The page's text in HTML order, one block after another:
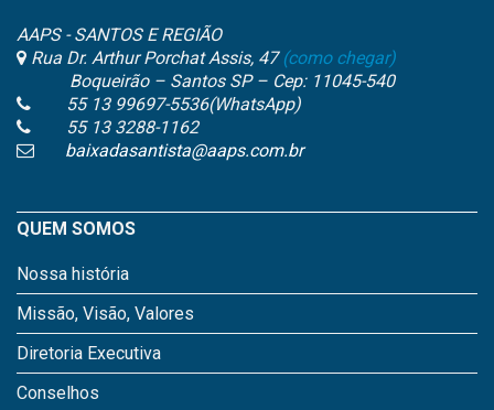
AAPS - SANTOS E REGIÃO
Rua Dr. Arthur Porchat Assis, 47(como chegar)
Boqueirão – Santos SP – Cep: 11045-540
55 13 99697-5536(WhatsApp)
55 13 3288-1162
baixadasantista@aaps.com.br
QUEM SOMOS
Nossa história
Missão, Visão, Valores
Diretoria Executiva
Conselhos